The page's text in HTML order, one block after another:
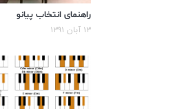
راهنمای انتخاب پیانو
۱۳ آبان ۱۳۹۱